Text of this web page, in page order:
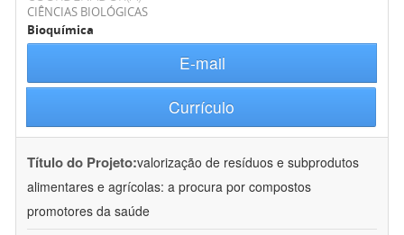
CIÊNCIAS BIOLÓGICAS
Bioquímica
E-mail
Currículo
Título do Projeto:valorização de resíduos e subprodutos
alimentares e agrícolas: a procura por compostos
promotores da saúde